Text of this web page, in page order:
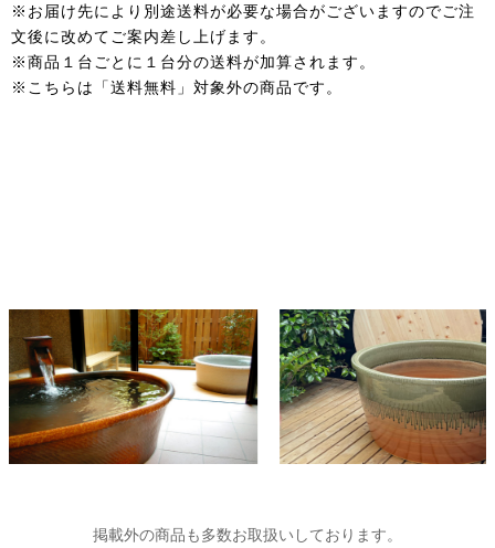
※お届け先により別途送料が必要な場合がございますのでご注
文後に改めてご案内差し上げます。
※商品１台ごとに１台分の送料が加算されます。
※こちらは「送料無料」対象外の商品です。
掲載外の商品も多数お取扱いしております。